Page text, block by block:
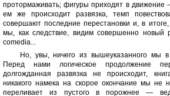
протормаживать; фигуры приходят в
ем же происходит развязка, темп
совершают последние перестановки и, в
мы, как следствие, видим совершенно
comedia...
Но, увы, ничего из вышеуказанного мы
Перед нами логическое продолжение
долгожданная развязка не происходит,
никакого намека на скорое окончание мы не
переливает из пустого в порожнее —